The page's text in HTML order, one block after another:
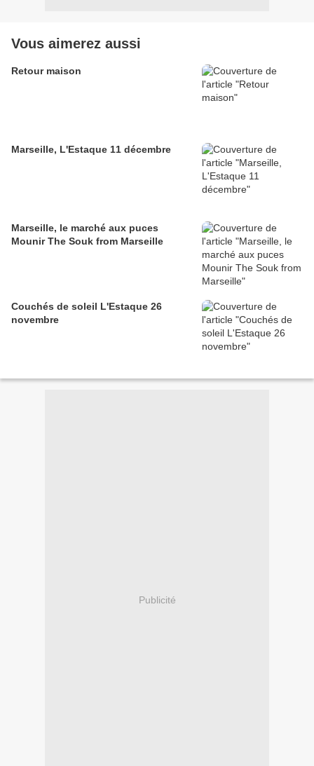
Vous aimerez aussi
Retour maison
Marseille, L'Estaque 11 décembre
Marseille, le marché aux puces
Mounir The Souk from Marseille
Couchés de soleil L'Estaque 26
novembre
Publicité